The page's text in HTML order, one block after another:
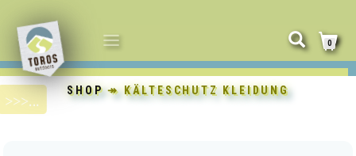
NAVIGATION
UMSCHALTEN
0
SHOP↠ KÄLTESCHUTZ KLEIDUNG